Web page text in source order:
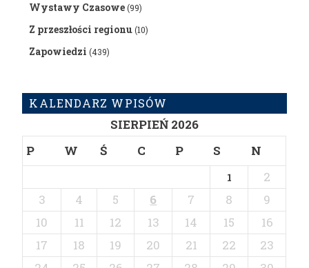
Wystawy Czasowe(99)
Z przeszłości regionu(10)
Zapowiedzi (439)
KALENDARZ WPISÓW
SIERPIEŃ 2026
P
W Ś C P S N
1
2
3
4 5 6 7 8
9
10
11 12 13 14 15
16
17
18 19 20 21 22
23